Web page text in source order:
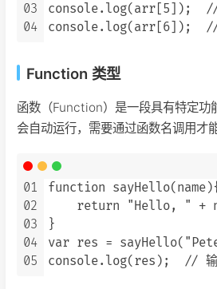
03
04
console.log(arr[5]);  //
Function 类型
函数（Function）是一段具有特定功
会自动运行，需要通过函数名调用才
01
02
03
04
05
function sayHello(name){
return "Hello, " +
}
var res =